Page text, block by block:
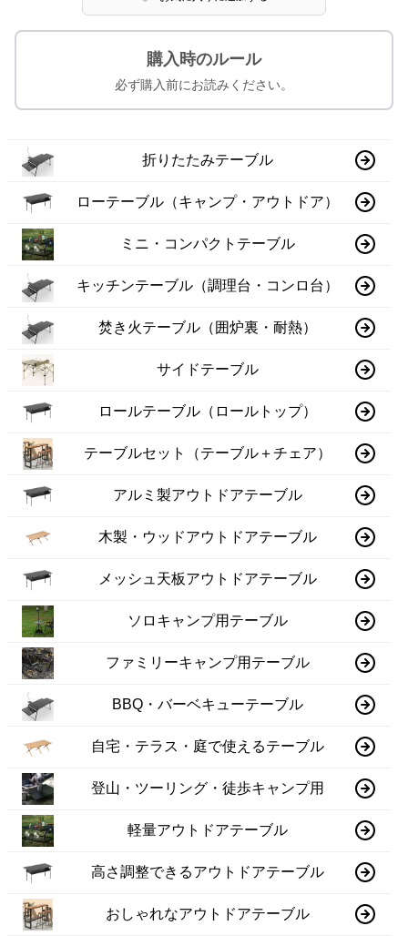
購入時のルール
必ず購入前にお読みください。
折りたたみテーブル
ローテーブル（キャンプ・アウトドア）
ミニ・コンパクトテーブル
キッチンテーブル（調理台・コンロ台）
焚き火テーブル（囲炉裏・耐熱）
サイドテーブル
ロールテーブル（ロールトップ）
テーブルセット（テーブル＋チェア）
アルミ製アウトドアテーブル
木製・ウッドアウトドアテーブル
メッシュ天板アウトドアテーブル
ソロキャンプ用テーブル
ファミリーキャンプ用テーブル
BBQ・バーベキューテーブル
自宅・テラス・庭で使えるテーブル
登山・ツーリング・徒歩キャンプ用
軽量アウトドアテーブル
高さ調整できるアウトドアテーブル
おしゃれなアウトドアテーブル